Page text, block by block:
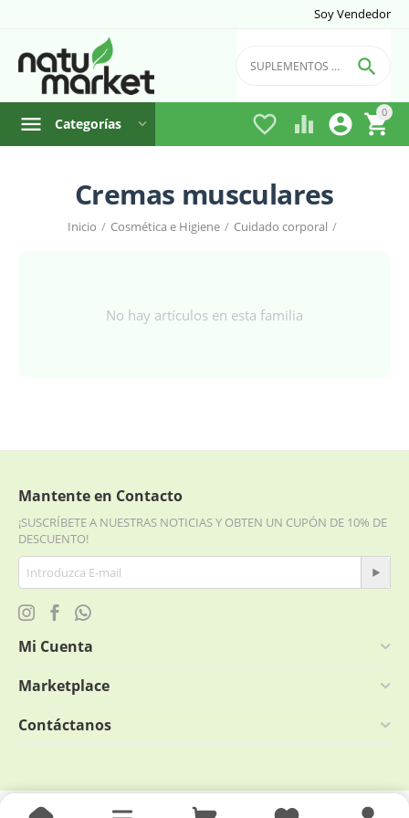
Soy Vendedor
0


 

Categorías
Cremas musculares
Inicio / Cosmética e Higiene / Cuidado corporal /
No hay artículos en esta familia
Mantente en Contacto
¡SUSCRÍBETE A NUESTRAS NOTICIAS Y OBTEN UN CUPÓN DE 10% DE
DESCUENTO!
Mi Cuenta
Marketplace
Contáctanos